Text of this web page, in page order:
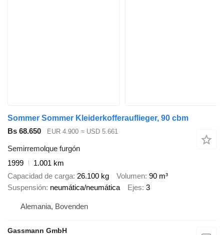
Sommer Sommer Kleiderkofferauflieger, 90 cbm
Bs 68.650
EUR 4.900 ≈ USD 5.661
Semirremolque furgón
1999
1.001 km
Capacidad de carga 26.100 kg Volumen 90 m³
Suspensión neumática/neumática Ejes 3
Alemania, Bovenden
Gassmann GmbH